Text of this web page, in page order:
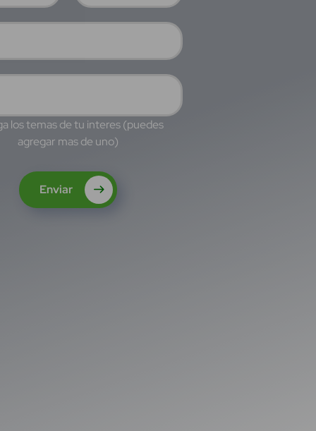
los temas de tu interes (puedes
agregar mas de uno)
Enviar